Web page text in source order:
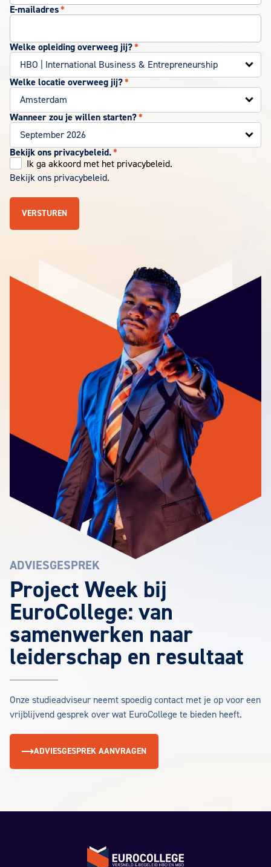
E-mailadres*
Welke opleiding overweeg jij?*
Welke locatie overweeg jij?*
Wanneer zou je willen starten?*
Bekijk ons privacybeleid.*
Ik ga akkoord met het privacybeleid.
Bekijk ons privacybeleid.
ADVIESGESPREK
Project Week bij
EuroCollege: van
samenwerken naar
leiderschap en resultaat
Onze studieadviseur neemt spoedig contact met je op voor een
vrijblijvend gesprek over wat EuroCollege te bieden heeft.
ADVIESGESPREK AANVRAGEN
Terug naar de homepage